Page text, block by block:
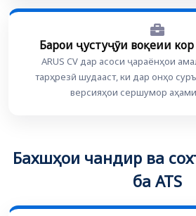
Барои ҷустуҷӯи воқеии
ARUS CV дар асоси ҷараёнҳои
тарҳрезӣ шудааст, ки дар онҳо
версияҳои сершумор
Бахшҳои чандир ва
ба ATS